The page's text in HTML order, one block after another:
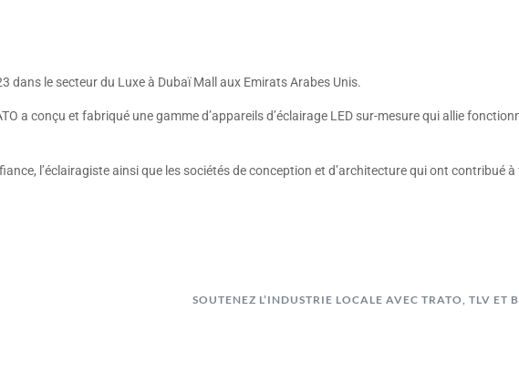
dans le secteur du Luxe à Dubaï Mall aux Emirats Arabes Unis.
a conçu et fabriqué une gamme d’appareils d’éclairage LED sur-mesure qui allie
l’éclairagiste ainsi que les sociétés de conception et d’architecture qui ont contribué
SOUTENEZ L’INDUSTRIE LOCALE AVEC TRATO, TLV ET